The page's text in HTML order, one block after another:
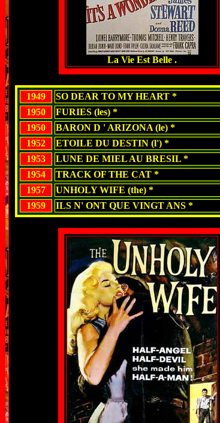
La Vie Est Belle .
1949
SO DEAR TO MY HEART *
1950
FURIES (les) *
1950
BARON D ' ARIZONA (le) *
1952
ETOILE DU DESTIN (l') *
1953
LUNE DE MIEL AU BRESIL *
1954
TRACK OF THE CAT *
1957
UNHOLY WIFE (the) *
1959
ILS N' ONT QUE VINGT ANS *